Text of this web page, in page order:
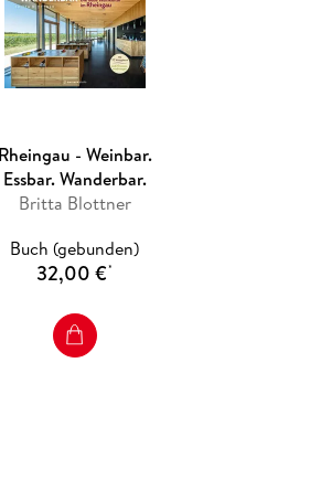
Rheingau - Weinbar.
Essbar. Wanderbar.
Britta Blottner
Buch (gebunden)
32,00 €*